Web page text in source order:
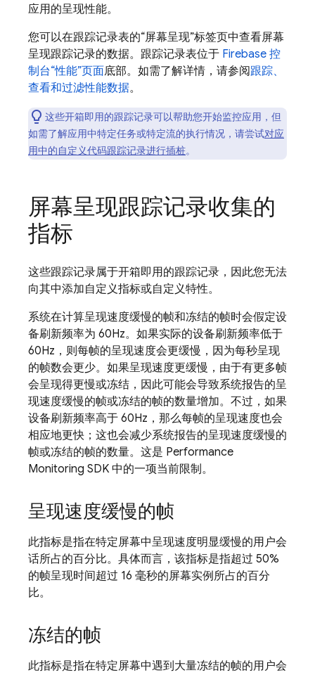
应用的呈现性能。
您可以在跟踪记录表的“屏幕呈现”标签页中查看屏幕
呈现跟踪记录的数据。跟踪记录表位于 Firebase 控
制台“性能”页面底部。 如需了解详情，请参阅跟踪、
查看和过滤性能数据。
这些开箱即用的跟踪记录可以帮助您开始监控应用，但
如需了解应用中特定任务或特定流的执行情况，请尝试对应
用中的自定义代码跟踪记录进行插桩。
屏幕呈现跟踪记录收集的
指标
这些跟踪记录属于开箱即用的跟踪记录，因此您无法
向其中添加自定义指标或自定义特性。
系统在计算呈现速度缓慢的帧和冻结的帧时会假定设
备刷新频率为 60Hz。如果实际的设备刷新频率低于
60Hz，则每帧的呈现速度会更缓慢，因为每秒呈现
的帧数会更少。如果呈现速度更缓慢，由于有更多帧
会呈现得更慢或冻结，因此可能会导致系统报告的呈
现速度缓慢的帧或冻结的帧的数量增加。不过，如果
设备刷新频率高于 60Hz，那么每帧的呈现速度也会
相应地更快；这也会减少系统报告的呈现速度缓慢的
帧或冻结的帧的数量。这是 Performance
Monitoring SDK 中的一项当前限制。
呈现速度缓慢的帧
此指标是指在特定屏幕中呈现速度明显缓慢的用户会
话所占的百分比。具体而言，该指标是指超过 50%
的帧呈现时间超过 16 毫秒的屏幕实例所占的百分
比。
冻结的帧
此指标是指在特定屏幕中遇到大量冻结的帧的用户会